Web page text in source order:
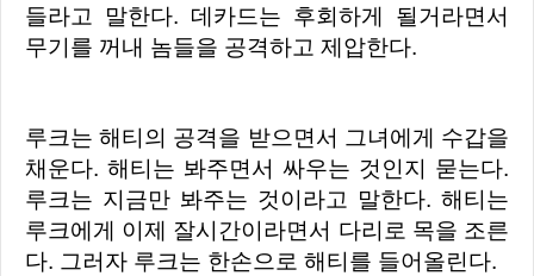
들라고 말한다. 데카드는 후회하게 될거라면서
무기를 꺼내 놈들을 공격하고 제압한다.
루크는 해티의 공격을 받으면서 그녀에게 수갑을
채운다. 해티는 봐주면서 싸우는 것인지 묻는다.
루크는 지금만 봐주는 것이라고 말한다. 해티는
루크에게 이제 잘시간이라면서 다리로 목을 조른
다. 그러자 루크는 한손으로 해티를 들어올린다.